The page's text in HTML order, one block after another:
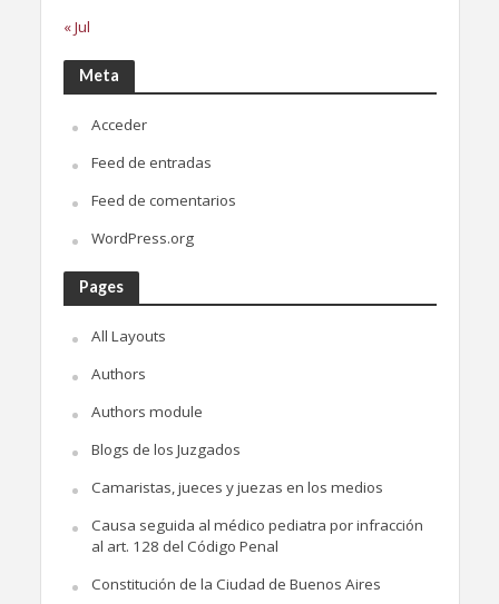
« Jul
Meta
Acceder
Feed de entradas
Feed de comentarios
WordPress.org
Pages
All Layouts
Authors
Authors module
Blogs de los Juzgados
Camaristas, jueces y juezas en los medios
Causa seguida al médico pediatra por infracción
al art. 128 del Código Penal
Constitución de la Ciudad de Buenos Aires